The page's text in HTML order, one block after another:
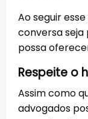
Ao seguir
conversa seja
possa
Respeite o
Assim como
advogados